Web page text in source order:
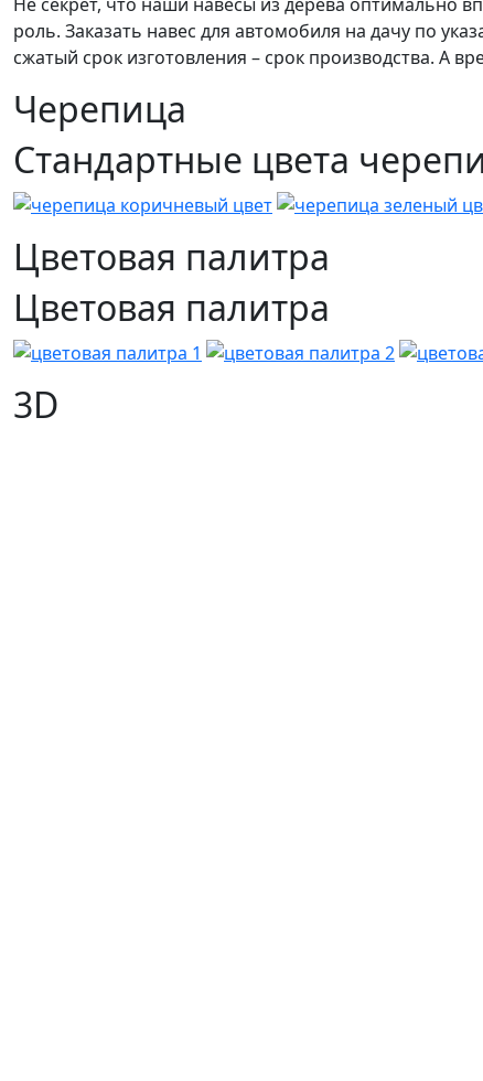
роль. Заказать навес для автомобиля на дачу по
сжатый срок изготовления – срок производства. А
Черепица
Стандартные цвета
Цветовая палитра
Цветовая палитра
3D